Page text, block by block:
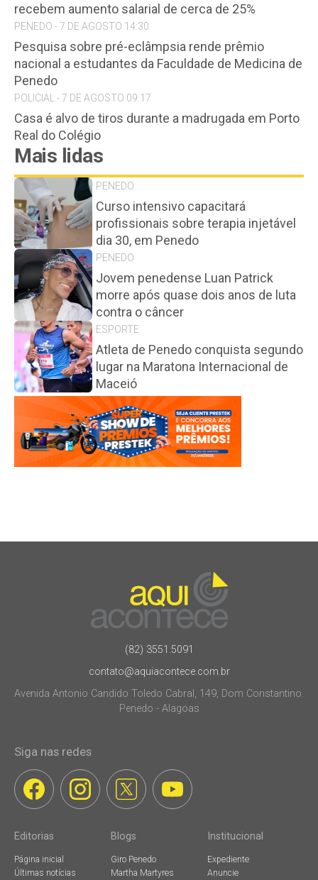
recebem aumento salarial de cerca de 25%
PENEDO - 7 DE AGOSTO 14:30
Pesquisa sobre pré-eclâmpsia rende prêmio
nacional a estudantes da Faculdade de Medicina de
Penedo
POLICIAL - 7 DE AGOSTO 09:17
Casa é alvo de tiros durante a madrugada em Porto
Real do Colégio
Mais lidas
PENEDO
Curso intensivo capacitará
profissionais sobre terapia injetável
dia 30, em Penedo
PENEDO
Jovem penedense Luan Patrick
morre após quase dois anos de luta
contra o câncer
ESPORTE
Atleta de Penedo conquista segundo
lugar na Maratona Internacional de
Maceió
(82) 3551.5091
contato@aquiacontece.com.br
Avenida Antonio Candido Toledo Cabral, 149, Dom Constantino.
Penedo - Alagoas
Siga nas redes
Editorias
Página inicial
Últimas notícias
Blogs
Giro Penedo
Martha Martyres
Institucional
Expediente
Anuncie